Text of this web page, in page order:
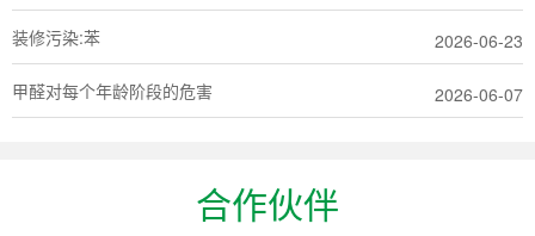
装修污染:苯 2026-06-23
甲醛对每个年龄阶段的危害 2026-06-07
合作伙伴